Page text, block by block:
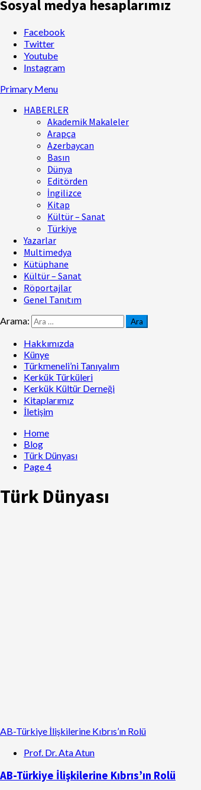
Sosyal medya hesaplarımız
Facebook
Twitter
Youtube
Instagram
Primary Menu
HABERLER
Akademik Makaleler
Arapça
Azerbaycan
Basın
Dünya
Editörden
İngilizce
Kitap
Kültür – Sanat
Türkiye
Yazarlar
Multimedya
Kütüphane
Kültür – Sanat
Röportajlar
Genel Tanıtım
Arama:
Hakkımızda
Künye
Türkmeneli’ni Tanıyalım
Kerkük Türküleri
Kerkük Kültür Derneği
Kitaplarımız
İletişim
Home
Blog
Türk Dünyası
Page 4
Türk Dünyası
AB-Türkiye İlişkilerine Kıbrıs’ın Rolü
Prof. Dr. Ata Atun
AB-Türkiye İlişkilerine Kıbrıs’ın Rolü